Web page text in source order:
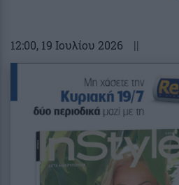
12:00, 19 Ιουλίου 2026 ||